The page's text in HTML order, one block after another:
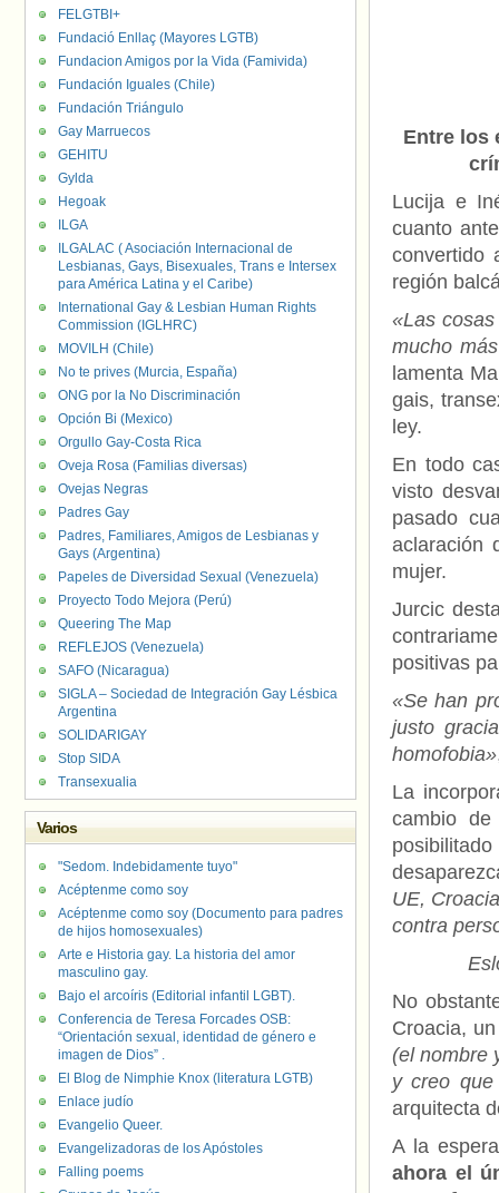
Entre los
Lucija e
cuanto
convertido
región
«Las
mucho
lamenta
gais,
ley.
En todo
visto
pasado
aclaración
mujer.
Jurcic
positivas
«Se han
justo
homofobia»
La
cambio
UE,
contra
No
Croacia,
(el nombre
y creo
arquitecta
A la
ahora el
FELGTBI+
Fundació Enllaç (Mayores LGTB)
Fundacion Amigos por la Vida (Famivida)
Fundación Iguales (Chile)
Fundación Triángulo
Gay Marruecos
GEHITU
Gylda
Hegoak
ILGA
ILGALAC ( Asociación Internacional de
Lesbianas, Gays, Bisexuales, Trans e Intersex
para América Latina y el Caribe)
International Gay & Lesbian Human Rights
Commission (IGLHRC)
MOVILH (Chile)
No te prives (Murcia, España)
ONG por la No Discriminación
Opción Bi (Mexico)
Orgullo Gay-Costa Rica
Oveja Rosa (Familias diversas)
Ovejas Negras
Padres Gay
Padres, Familiares, Amigos de Lesbianas y
Gays (Argentina)
Papeles de Diversidad Sexual (Venezuela)
Proyecto Todo Mejora (Perú)
Queering The Map
REFLEJOS (Venezuela)
SAFO (Nicaragua)
SIGLA – Sociedad de Integración Gay Lésbica
Argentina
SOLIDARIGAY
Stop SIDA
Transexualia
Varios
"Sedom. Indebidamente tuyo"
Acéptenme como soy
Acéptenme como soy (Documento para padres
de hijos homosexuales)
Arte e Historia gay. La historia del amor
masculino gay.
Bajo el arcoíris (Editorial infantil LGBT).
Conferencia de Teresa Forcades OSB:
“Orientación sexual, identidad de género e
imagen de Dios” .
El Blog de Nimphie Knox (literatura LGTB)
Enlace judío
Evangelio Queer.
Evangelizadoras de los Apóstoles
Falling poems